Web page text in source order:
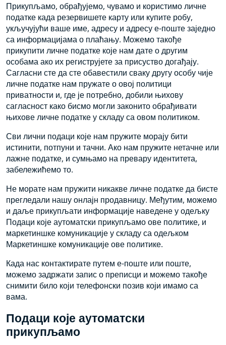
Прикупљамо, обрађујемо, чувамо и користимо личне
податке када резервишете карту или купите робу,
укључујући ваше име, адресу и адресу е-поште заједно
са информацијама о плаћању. Можемо такође
прикупити личне податке које нам дате о другим
особама ако их региструјете за присуство догађају.
Сагласни сте да сте обавестили сваку другу особу чије
личне податке нам пружате о овој политици
приватности и, где је потребно, добили њихову
сагласност како бисмо могли законито обрађивати
њихове личне податке у складу са овом политиком.
Сви лични подаци које нам пружите морају бити
истинити, потпуни и тачни. Ако нам пружите нетачне или
лажне податке, и сумњамо на превару идентитета,
забележићемо то.
Не морате нам пружити никакве личне податке да бисте
прегледали нашу онлајн продавницу. Међутим, можемо
и даље прикупљати информације наведене у одељку
Подаци које аутоматски прикупљамо ове политике, и
маркетиншке комуникације у складу са одељком
Маркетиншке комуникације ове политике.
Када нас контактирате путем е-поште или поште,
можемо задржати запис о преписци и можемо такође
снимити било који телефонски позив који имамо са
вама.
Подаци које аутоматски
прикупљамо